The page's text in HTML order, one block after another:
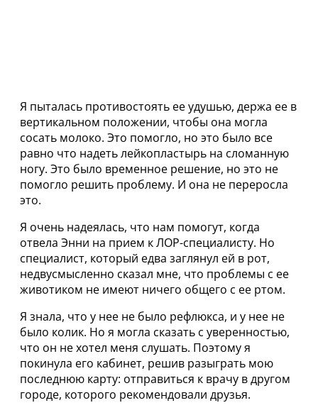
Я пыталась противостоять ее удушью, держа ее в
вертикальном положении, чтобы она могла
сосать молоко. Это помогло, но это было все
равно что надеть лейкопластырь на сломанную
ногу. Это было временное решение, но это не
помогло решить проблему. И она не переросла
это.
Я очень надеялась, что нам помогут, когда
отвела Энни на прием к ЛОР-специалисту. Но
специалист, который едва заглянул ей в рот,
недвусмысленно сказал мне, что проблемы с ее
животиком не имеют ничего общего с ее ртом.
Я знала, что у нее не было рефлюкса, и у нее не
было колик. Но я могла сказать с уверенностью,
что он не хотел меня слушать. Поэтому я
покинула его кабинет, решив разыграть мою
последнюю карту: отправиться к врачу в другом
городе, которого рекомендовали друзья.